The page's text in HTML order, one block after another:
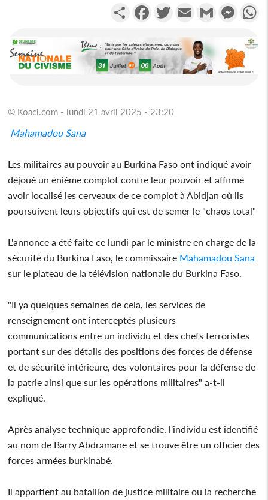
PartagerFacebookTwitterEmail Gmail
© Koaci.com - lundi 21 avril 2025 - 23:20
Mahamadou Sana
Les militaires au pouvoir au Burkina Faso ont indiqué avoir
déjoué un énième complot contre leur pouvoir et affirmé
avoir localisé les cerveaux de ce complot à Abidjan où ils
poursuivent leurs objectifs qui est de semer le "chaos total"
L'annonce a été faite ce lundi par le ministre en charge de la
sécurité du Burkina Faso, le commissaire Mahamadou Sana
sur le plateau de la télévision nationale du Burkina Faso.
"Il ya quelques semaines de cela, les services de
renseignement ont interceptés plusieurs
communications entre un individu et des chefs terroristes
portant sur des détails des positions des forces de défense
et de sécurité intérieure, des volontaires pour la défense de
la patrie ainsi que sur les opérations militaires" a-t-il
expliqué.
Après analyse technique approfondie, l'individu est identifié
au nom de Barry Abdramane et se trouve être un officier des
forces armées burkinabé.
Il appartient au bataillon de justice militaire ou la recherche